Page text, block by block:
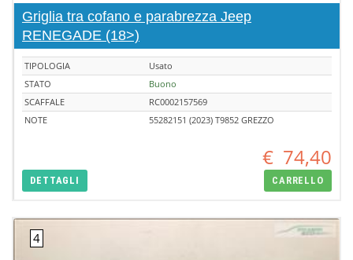
Griglia tra cofano e parabrezza Jeep
RENEGADE (18>)
TIPOLOGIA
Usato
STATO
Buono
SCAFFALE
RC0002157569
NOTE
55282151 (2023) T9852 GREZZO
€ 74,40
DETTAGLI CARRELLO